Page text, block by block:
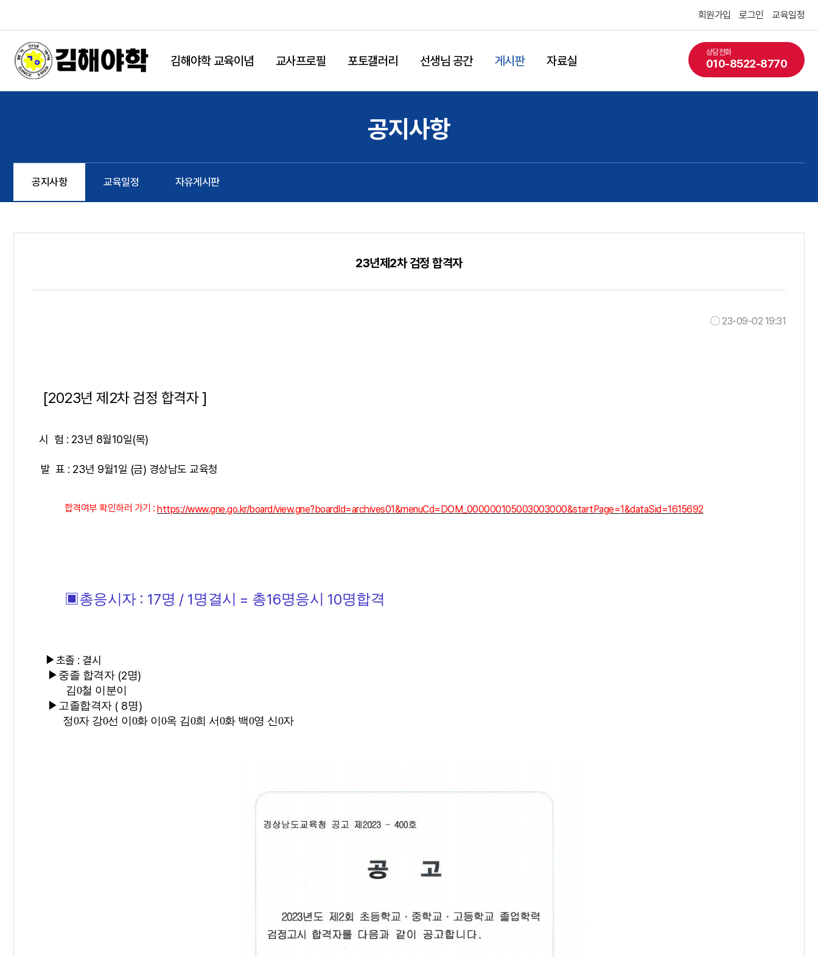
회원가입 로그인 교육일정
김해야학 교육이념 교사프로필 포토갤러리 선생님 공간 게시판 자료실
상담전화
010-8522-8770
공지사항
공지사항 교육일정 자유게시판
23년제2차 검정 합격자
23-09-02 19:31
[2023년 제2차 검정 합격자 ]
시 험 : 23년 8월10일(목)
발 표 : 23년 9월1일 (금) 경상남도 교육청
합격여부 확인하러 가기 : https://www.gne.go.kr/board/view.gne?boardId=archives01&menuCd=DOM_000000105003003000&startPage=1&dataSid=1615692
▣총응시자 : 17명 / 1명결시 = 총16명응시 10명합격
▶초졸 : 결시
▶ 중졸 합격자 (2명)
김0철 이분이
▶ 고졸합격자 ( 8명)
정0자 강0선 이0화 이0옥 김0희 서0화 백0영 신0자